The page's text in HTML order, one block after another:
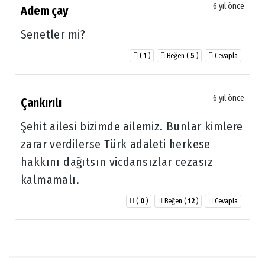
Adem çay 6 yıl önce
Senetler mi?
Cevapla
Beğen ( 5 )
( 1 )
Çankırılı 6 yıl önce
Şehit ailesi bizimde ailemiz. Bunlar kimlere
zarar verdilerse Türk adaleti herkese
hakkını dağıtsın vicdansızlar cezasız
kalmamalı.
Cevapla
Beğen ( 12 )
( 0 )